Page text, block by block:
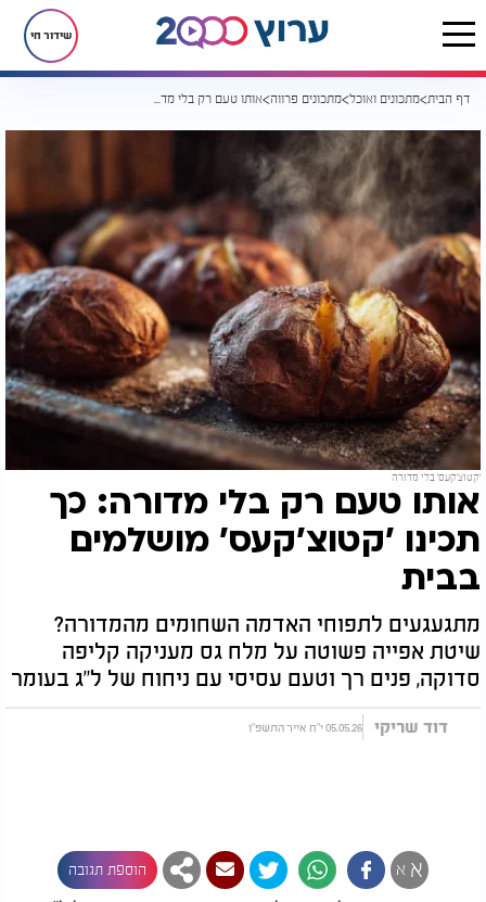
שידור חי
דף הבית מתכונים ואוכל מתכונים פרווה אותו טעם רק בלי מדורה: כך תכינו 'קטוצ'קעס' מושלמים בבית
'קטוצ'קעס' בלי מדורה
אותו טעם רק בלי מדורה: כך
תכינו 'קטוצ'קעס' מושלמים
בבית
מתגעגעים לתפוחי האדמה השחומים מהמדורה?
שיטת אפייה פשוטה על מלח גס מעניקה קליפה
סדוקה, פנים רך וטעם עסיסי עם ניחוח של ל"ג בעומר
דוד שריקי 05.05.26 י"ח אייר התשפ"ו
א א הוספת תגובה